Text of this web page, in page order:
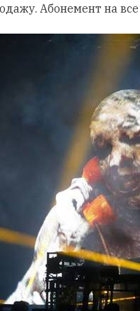
Абонемент на